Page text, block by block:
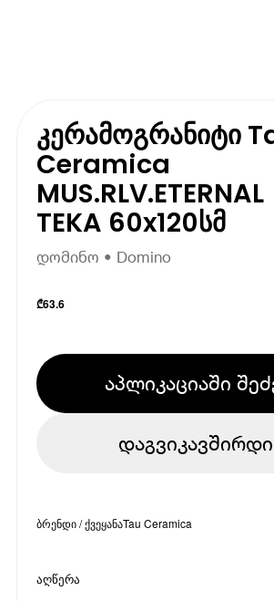
კერამოგრანიტი
Ceramica
MUS.RLV.ETERNAL
TEKA 60x120სმ
დომინო • Domino
₾63.6
აპლიკაციაში
ბრენდი / ქვეყანაTau Ceramica
აღწერა